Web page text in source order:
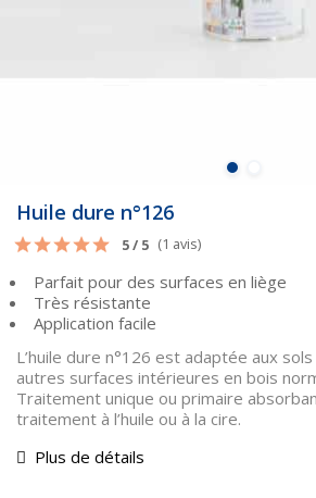
Huile dure n°126
Note moyenne :
5 / 5 (1 avis)
Parfait pour des surfaces en liège
Très résistante
Application facile
L’huile dure n°126 est adaptée aux
autres surfaces intérieures en bois
Traitement unique ou primaire
traitement à l’huile ou à la cire.
Plus de détails